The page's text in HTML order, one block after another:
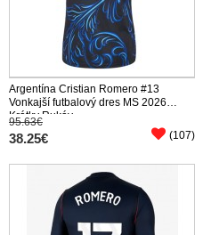
Argentína Cristian Romero #13
Vonkajší futbalový dres MS 2026
Krátky Rukáv
95.63€
38.25€ (107)